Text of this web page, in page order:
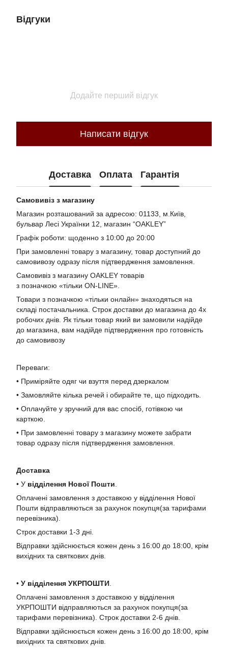
Відгуки
Додайте перший відгук
Написати відгук
Доставка Оплата Гарантія
Самовивіз з магазину
Магазин розташований за адресою: 01133, м.Київ,
бульвар Лесі Українки 12, магазин “OAKLEY”
Графік роботи: щоденно з 10:00 до 20:00
При замовленні товару з магазину, товар доступний до
самовивозу одразу після підтвердження замовлення.
Самовивіз з магазину OAKLEY товарів
з позначкою «тільки ON-LINE».
Товари з позначкою «тільки онлайн» знаходяться на
складі постачальника. Строк доставки до магазина до 4х
робочих днів. Як тільки товар який ви замовили надійде
до магазина, вам надійде підтвердження про готовність
до самовивозу
Переваги:
• Приміряйте одяг чи взуття перед дзеркалом
• Замовляйте кілька речей і обирайте те, що підходить.
• Оплачуйте у зручний для вас спосіб, готівкою чи
карткою.
• При замовленні товару з магазину можете забрати
товар одразу після підтвердження замовлення.
Доставка
• У відділення Нової Пошти
Оплачені замовлення з доставкою у відділення Нової
Пошти відправляються за рахунок покупця(за тарифами
перевізника).
Строк доставки 1-3 дні.
Відправки здійснюється кожен день з 16:00 до 18:00, крім
вихідних та святкових днів.
• У відділення УКРПОШТИ
Оплачені замовлення з доставкою у відділення
УКРПОШТИ відправляються за рахунок покупця(за
тарифами перевізника). Строк доставки 2-6 днів.
Відправки здійснюється кожен день з 16:00 до 18:00, крім
вихідних та святкових днів.